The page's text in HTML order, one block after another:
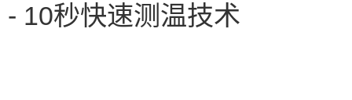
- 10秒快速测温技术